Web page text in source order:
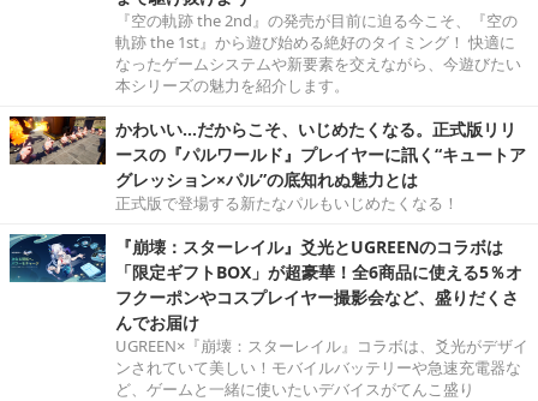
『空の軌跡 the 2nd』の発売が目前に迫る今こそ、『空の
軌跡 the 1st』から遊び始める絶好のタイミング！ 快適に
なったゲームシステムや新要素を交えながら、今遊びたい
本シリーズの魅力を紹介します。
かわいい…だからこそ、いじめたくなる。正式版リリ
ースの『パルワールド』プレイヤーに訊く“キュートア
グレッション×パル”の底知れぬ魅力とは
正式版で登場する新たなパルもいじめたくなる！
『崩壊：スターレイル』爻光とUGREENのコラボは
「限定ギフトBOX」が超豪華！全6商品に使える5％オ
フクーポンやコスプレイヤー撮影会など、盛りだくさ
んでお届け
UGREEN×『崩壊：スターレイル』コラボは、爻光がデザイ
ンされていて美しい！モバイルバッテリーや急速充電器な
ど、ゲームと一緒に使いたいデバイスがてんこ盛り